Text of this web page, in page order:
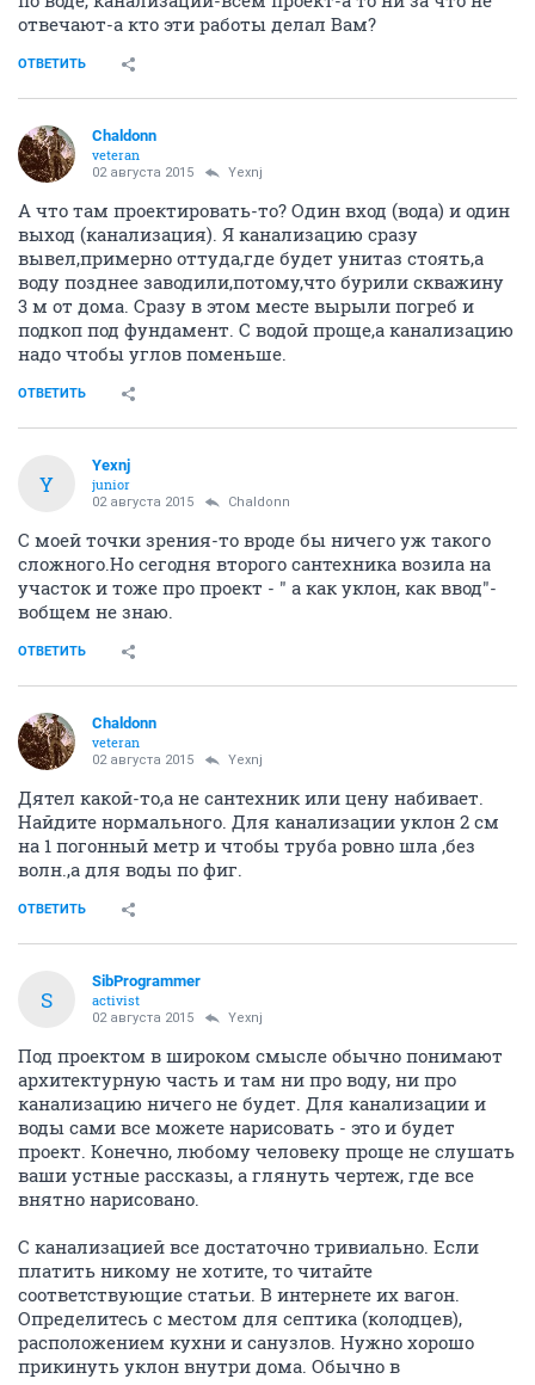
отвечают-а кто эти работы делал Вам?
ОТВЕТИТЬ
Chaldonn
veteran
02 августа 2015 Yexnj
А что там проектировать-то? Один вход (вода) и один
выход (канализация). Я канализацию сразу
вывел,примерно оттуда,где будет унитаз стоять,а
воду позднее заводили,потому,что бурили скважину
3 м от дома. Сразу в этом месте вырыли погреб и
подкоп под фундамент. С водой проще,а канализацию
надо чтобы углов поменьше.
ОТВЕТИТЬ
Y
Yexnj
junior
02 августа 2015 Chaldonn
С моей точки зрения-то вроде бы ничего уж такого
сложного.Но сегодня второго сантехника возила на
участок и тоже про проект - " а как уклон, как ввод"-
вобщем не знаю.
ОТВЕТИТЬ
Chaldonn
veteran
02 августа 2015 Yexnj
Дятел какой-то,а не сантехник или цену набивает.
Найдите нормального. Для канализации уклон 2 см
на 1 погонный метр и чтобы труба ровно шла ,без
волн.,а для воды по фиг.
ОТВЕТИТЬ
S
SibProgrammer
activist
02 августа 2015 Yexnj
Под проектом в широком смысле обычно понимают
архитектурную часть и там ни про воду, ни про
канализацию ничего не будет. Для канализации и
воды сами все можете нарисовать - это и будет
проект. Конечно, любому человеку проще не слушать
ваши устные рассказы, а глянуть чертеж, где все
внятно нарисовано.
С канализацией все достаточно тривиально. Если
платить никому не хотите, то читайте
соответствующие статьи. В интернете их вагон.
Определитесь с местом для септика (колодцев),
расположением кухни и санузлов. Нужно хорошо
прикинуть уклон внутри дома. Обычно в